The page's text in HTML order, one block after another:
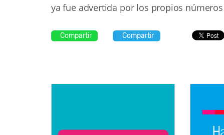
ya fue advertida por los propios
Compartir Compartir